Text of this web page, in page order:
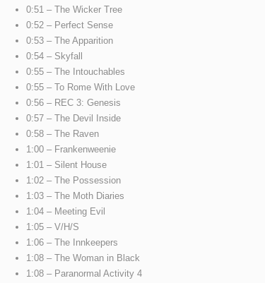
0:51 – The Wicker Tree
0:52 – Perfect Sense
0:53 – The Apparition
0:54 – Skyfall
0:55 – The Intouchables
0:55 – To Rome With Love
0:56 – REC 3: Genesis
0:57 – The Devil Inside
0:58 – The Raven
1:00 – Frankenweenie
1:01 – Silent House
1:02 – The Possession
1:03 – The Moth Diaries
1:04 – Meeting Evil
1:05 – V/H/S
1:06 – The Innkeepers
1:08 – The Woman in Black
1:08 – Paranormal Activity 4